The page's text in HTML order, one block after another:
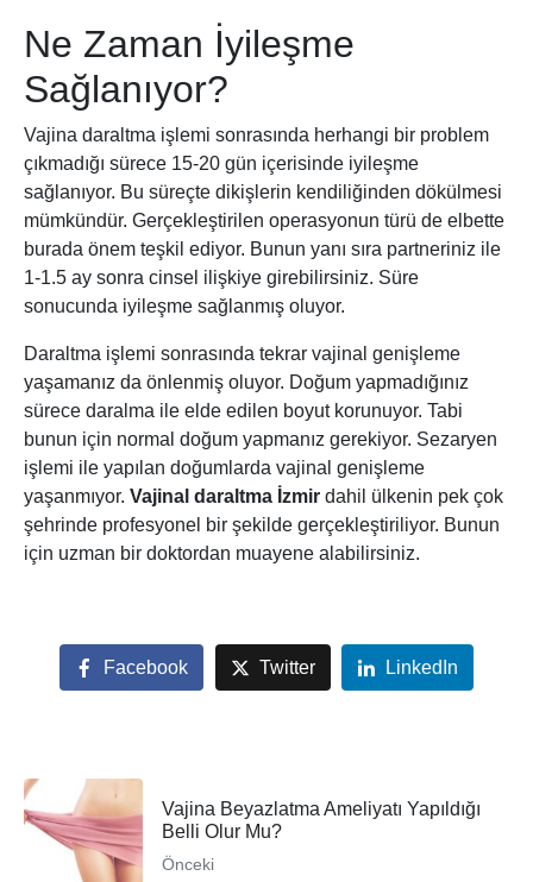
Ne Zaman İyileşme
Sağlanıyor?
Vajina daraltma işlemi sonrasında herhangi bir problem
çıkmadığı sürece 15-20 gün içerisinde iyileşme
sağlanıyor. Bu süreçte dikişlerin kendiliğinden dökülmesi
mümkündür. Gerçekleştirilen operasyonun türü de elbette
burada önem teşkil ediyor. Bunun yanı sıra partneriniz ile
1-1.5 ay sonra cinsel ilişkiye girebilirsiniz. Süre
sonucunda iyileşme sağlanmış oluyor.
Daraltma işlemi sonrasında tekrar vajinal genişleme
yaşamanız da önlenmiş oluyor. Doğum yapmadığınız
sürece daralma ile elde edilen boyut korunuyor. Tabi
bunun için normal doğum yapmanız gerekiyor. Sezaryen
işlemi ile yapılan doğumlarda vajinal genişleme
yaşanmıyor. Vajinal daraltma İzmir dahil ülkenin pek çok
şehrinde profesyonel bir şekilde gerçekleştiriliyor. Bunun
için uzman bir doktordan muayene alabilirsiniz.
Facebook Twitter LinkedIn
Vajina Beyazlatma Ameliyatı Yapıldığı
Belli Olur Mu?
Önceki